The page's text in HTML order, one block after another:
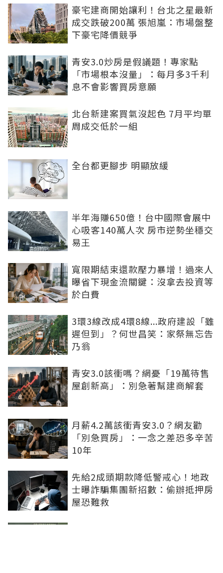
豪宅建商開始讓利！台北之星最新
成交跌破200萬 張旭嵐：市場盤整
下豪宅降價競爭
青安3.0炒房是假議題！專家點
「市場根本沒量」：每月多3千利
息不會影響買房意願
北台新建案買氣沒起色 7月平均單
周成交低於一組
全台都更腳步 明顯放緩
半年海賺650億！台中國際會展中
心吸客140萬人次 房市逆勢坐穩交
易王
寬限期結束還款壓力暴增！過來人
曝省下現金流關鍵：沒拿去投資等
於白費
3環3線改成4環8線...政府建設「雖
遲但到」？何世昌笑：家祭無忘告
乃翁
青安3.0該衝嗎？網憂「19萬待售
屋創新高」：別急著幫建商解套
月薪4.2萬該衝青安3.0？網友勸
「別急買房」：一念之差恐多辛苦
10年
先給2成頭期款降低警戒心！地政
士曝詐騙集團新招數：偷辦抵押房
屋恐難救